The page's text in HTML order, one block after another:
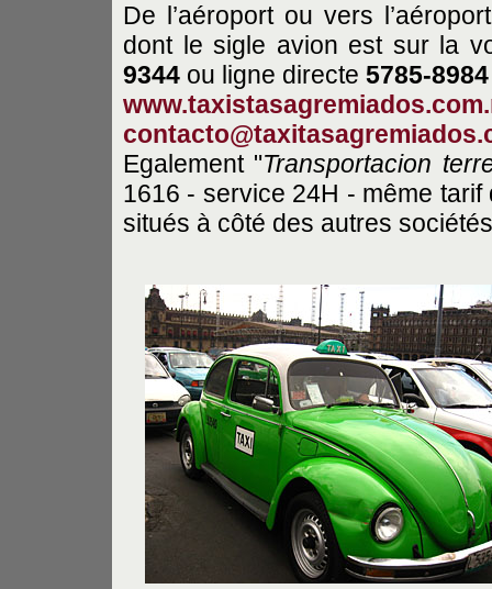
De l’aéroport ou vers
dont le sigle avion est sur la
9344 ou ligne directe 5785-8984
Egalement "Transportacion
1616 - service 24H - même
situés à côté des autres